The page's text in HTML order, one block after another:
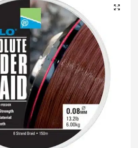
🔍